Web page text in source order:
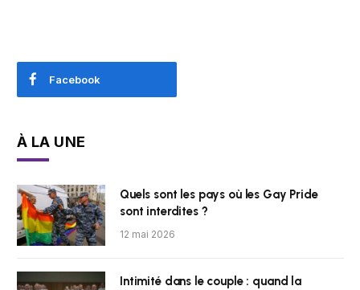
Facebook
À LA UNE
Quels sont les pays où les Gay Pride
sont interdites ?
12 mai 2026
Intimité dans le couple : quand la